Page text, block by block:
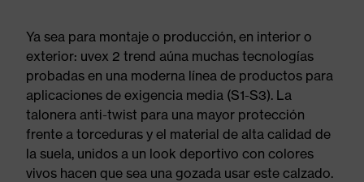
Ya sea para montaje o producción, en interior o
exterior: uvex 2 trend aúna muchas tecnologías
probadas en una moderna línea de productos para
aplicaciones de exigencia media (S1-S3). La
talonera anti-twist para una mayor protección
frente a torceduras y el material de alta calidad de
la suela, unidos a un look deportivo con colores
vivos hacen que sea una gozada usar este calzado.